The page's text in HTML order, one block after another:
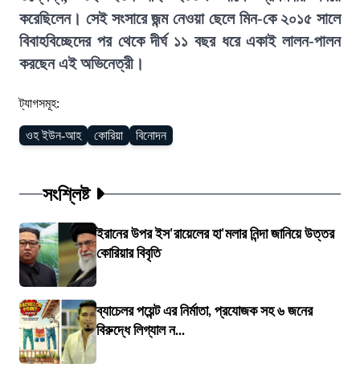
করেছিলেন। সেই সংসারে জন্ম নেওয়া ছেলে মিন-কে ২০১৫ সালে
বিবাহবিচ্ছেদের পর থেকে দীর্ঘ ১১ বছর ধরে একাই লালন-পালন
করছেন এই অভিনেত্রী।
ট্যাগসমূহ:
ওহ ইউন-আহ কোরিয়া বিনোদন
সংশ্লিষ্ট
ইরানের উপর ইস'রায়েলের হা'মলার নিন্দা জানিয়ে উত্তর
কোরিয়ার বিবৃতি
ব্যাচেলর পয়েন্ট এর নির্মাতা, প্রযোজক সহ ৬ জনের
বিরুদ্ধে লিগ্যাল ন...